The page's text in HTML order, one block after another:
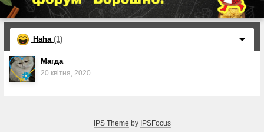
Haha (1)
Магда
20 квітня, 2020
IPS Theme by IPSFocus